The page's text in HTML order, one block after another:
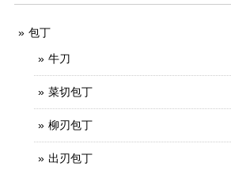
包丁
牛刀
菜切包丁
柳刃包丁
出刃包丁